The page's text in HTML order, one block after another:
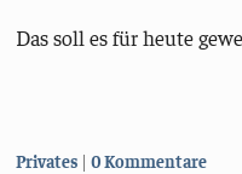
Das soll es für heute
Kategorien:
Privates 0 Kommentare